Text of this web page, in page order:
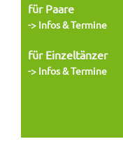
für Paare
-> Infos & Termine
für Einzeltänzer
-> Infos & Termine